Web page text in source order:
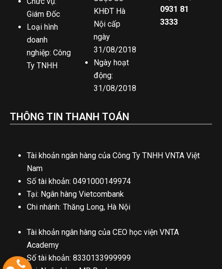
Giám Đốc
Loại hình
doanh
nghiệp: Công
Ty TNHH
KHĐT Hà
Nội cấp
ngày
31/08/2018
Ngày hoạt
động:
31/08/2018
0931 81
3333
THÔNG TIN THANH TOÁN
Tài khoản ngân hàng của Công Ty TNHH VNTA Việt
Nam
Số tài khoản: 0491000149974
Tại: Ngân hàng Vietcombank
Chi nhánh: Thăng Long, Hà Nội
Tài khoản ngân hàng của CEO học viện VNTA
Academy
Số tài khoản: 8330133999999